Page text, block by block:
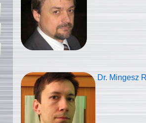
Dr. Mingesz